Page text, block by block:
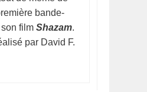
bande-
film Shazam.
par David F.